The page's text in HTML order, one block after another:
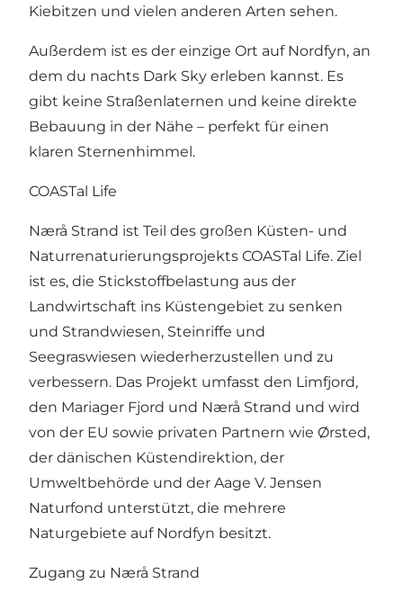
Kiebitzen und vielen anderen Arten sehen.
Außerdem ist es der einzige Ort auf Nordfyn, an
dem du nachts Dark Sky erleben kannst. Es
gibt keine Straßenlaternen und keine direkte
Bebauung in der Nähe – perfekt für einen
klaren Sternenhimmel.
COASTal Life
Nærå Strand ist Teil des großen Küsten- und
Naturrenaturierungsprojekts COASTal Life. Ziel
ist es, die Stickstoffbelastung aus der
Landwirtschaft ins Küstengebiet zu senken
und Strandwiesen, Steinriffe und
Seegraswiesen wiederherzustellen und zu
verbessern. Das Projekt umfasst den Limfjord,
den Mariager Fjord und Nærå Strand und wird
von der EU sowie privaten Partnern wie Ørsted,
der dänischen Küstendirektion, der
Umweltbehörde und der Aage V. Jensen
Naturfond unterstützt, die mehrere
Naturgebiete auf Nordfyn besitzt.
Zugang zu Nærå Strand